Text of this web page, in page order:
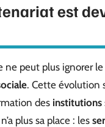
est
ne peut plus ignorer le
. Cette évolution
des institutions
plus sa place : les